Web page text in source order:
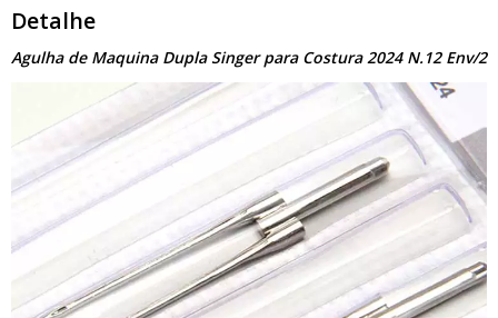
Detalhe
Agulha de Maquina Dupla Singer para Costura 2024 N.12 Env/2